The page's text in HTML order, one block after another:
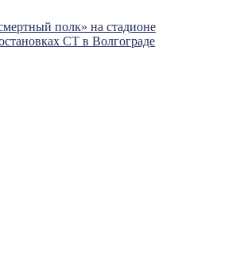
полк» на стадионе
СТ в Волгограде